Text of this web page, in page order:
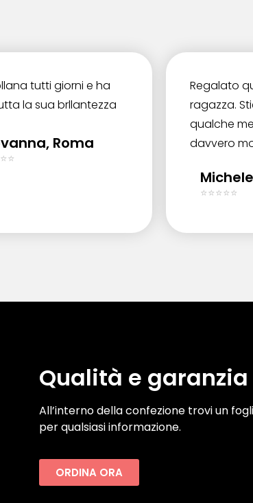
tutti giorni e ha
la sua brllantezza
Roma
Regalato
ragazza.
qualche
davvero
⭐⭐⭐⭐⭐
Qualità e
All’interno della confezione trovi un
per qualsiasi informazione.
ORDINA ORA